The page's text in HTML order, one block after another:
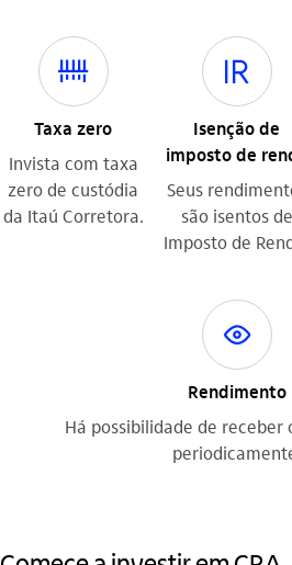
pagamentos
Taxa zero
Invista com taxa
zero de custódia
da Itaú Corretora.
imposto_de_renda
Isenção de
imposto de
Seus
são isentos de
Imposto de
olho_ativo_outline
Rendimento
Há possibilidade de receber